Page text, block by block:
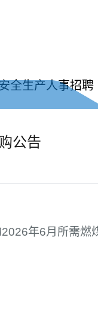
全生产人事招聘
公告
年6月所需燃